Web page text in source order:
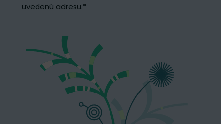
uvedenú adresu.*